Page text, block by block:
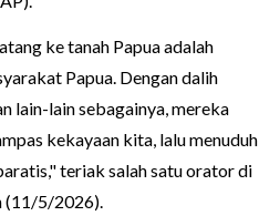
ke tanah Papua adalah
Papua. Dengan dalih
lain-lain sebagainya, mereka
kekayaan kita, lalu menuduh
teriak salah satu orator di
(11/5/2026).